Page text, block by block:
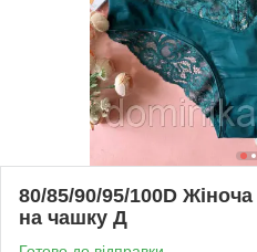
80/85/90/95/100D
на чашку Д